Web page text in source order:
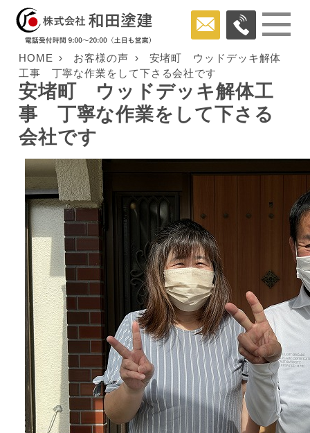
HOME お客様の声
安堵町 ウッドデッキ解体
工事 丁寧な作業をして下さる会社です
安堵町 ウッドデッキ解体工
事 丁寧な作業をして下さる
会社です